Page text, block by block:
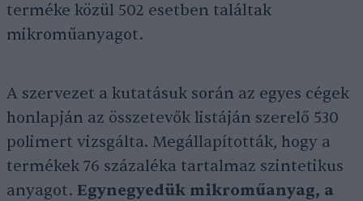
terméke közül 502 esetben találtak
mikroműanyagot.
A szervezet a kutatásuk során az egyes cégek
honlapján az összetevők listáján szerelő 530
polimert vizsgálta. Megállapították, hogy a
termékek 76 százaléka tartalmaz szintetikus
anyagot. Egynegyedük mikroműanyag, a